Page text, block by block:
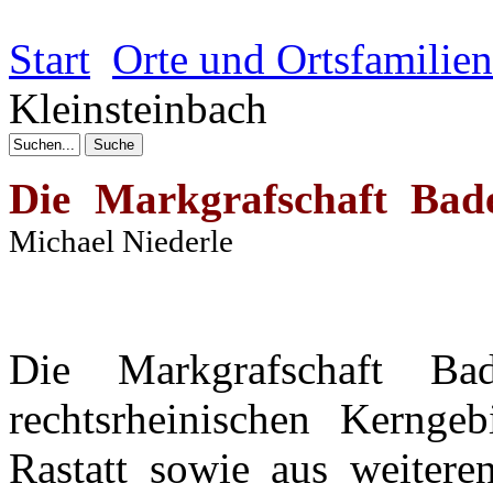
Start Orte und
Kleinsteinbach
Die Markgrafschaft
Michael Niederle
Die Markgrafschaft
rechtsrheinischen
Rastatt sowie aus